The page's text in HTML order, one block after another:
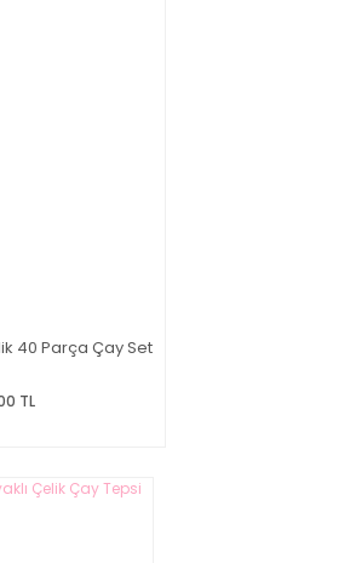
40 Parça Çay Set
TL